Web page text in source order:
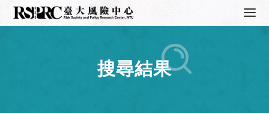
搜尋結果